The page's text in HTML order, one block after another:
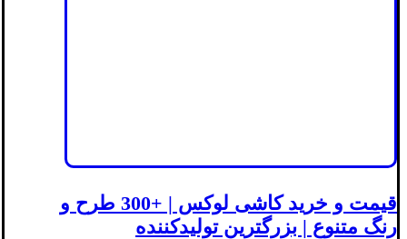
قیمت و خرید کاشی لوکس | +300 طرح و
رنگ متنوع | بزرگترین تولیدکننده